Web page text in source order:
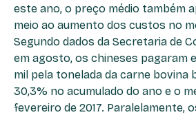
este ano, o preço médio também
meio ao aumento dos custos no
Segundo dados da Secretaria de
em agosto, os chineses pagaram
mil pela tonelada da carne bovina
30,3% no acumulado do ano e o
fevereiro de 2017. Paralelamente,